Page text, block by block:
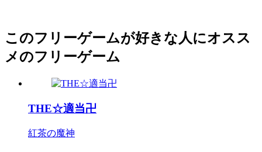
このフリーゲームが好きな人にオスス
メのフリーゲーム
THE☆適当卍
紅茶の魔神